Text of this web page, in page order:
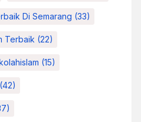
Di Semarang (33)
Terbaik (22)
(15)
(42)